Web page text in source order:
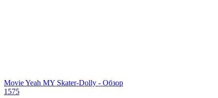
Movie Yeah MY Skater-Dolly - Обзор
1575